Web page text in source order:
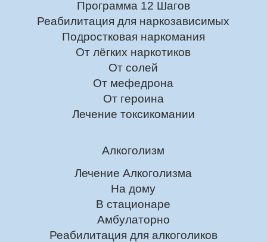
Программа 12 Шагов
Реабилитация для наркозависимых
Подростковая наркомания
От лёгких наркотиков
От солей
От мефедрона
От героина
Лечение токсикомании
Алкоголизм
Лечение Алкоголизма
На дому
В стационаре
Амбулаторно
Реабилитация для алкоголиков